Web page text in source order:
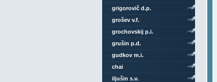
grigorovič d.p.
grošev v.f.
grochovskij p.i.
grušin p.d.
gudkov m.i.
chai
iljušin s.v.